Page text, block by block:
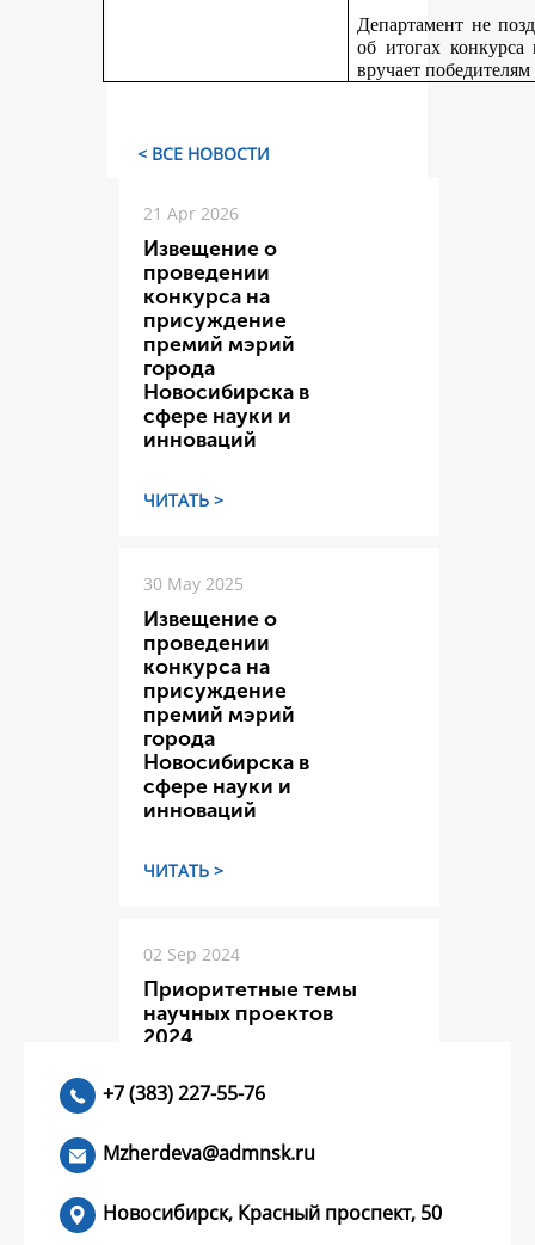
Департамент не
об итогах
вручает
< ВСЕ НОВОСТИ
21 Apr 2026
Извещение о
проведении
конкурса на
присуждение
премий мэрий
города
Новосибирска в
сфере науки и
инноваций
ЧИТАТЬ >
30 May 2025
Извещение о
проведении
конкурса на
присуждение
премий мэрий
города
Новосибирска в
сфере науки и
инноваций
ЧИТАТЬ >
02 Sep 2024
Приоритетные темы
научных проектов
2024
ЧИТАТЬ >
+7 (383) 227-55-76
Mzherdeva@admnsk.ru
Новосибирск, Красный проспект, 50